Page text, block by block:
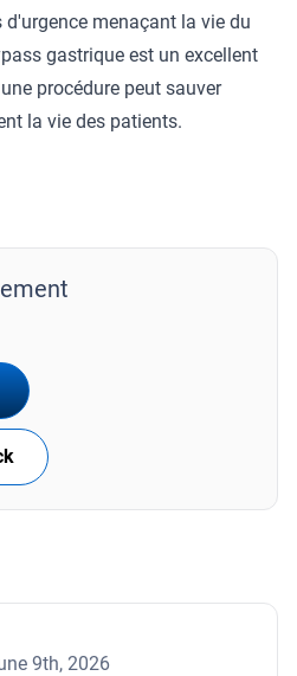
9th, 2026
menaçant la vie du
gastrique est un excellent
procédure peut sauver
la vie des patients.